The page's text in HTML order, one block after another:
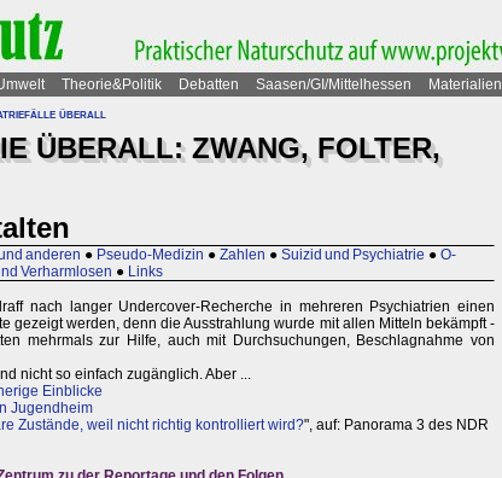
Theorie&Politik Debatten Saasen/GI/Mittelhessen Materialien
überall
ÜBERALL: ZWANG, FOLTER,
anderen ● Pseudo-Medizin ● Zahlen ● Suizid und Psychiatrie ● O-
Verharmlosen ● Links
nach langer Undercover-Recherche in mehreren Psychiatrien einen
gezeigt werden, denn die Ausstrahlung wurde mit allen Mitteln bekämpft -
mehrmals zur Hilfe, auch mit Durchsuchungen, Beschlagnahme von
nicht so einfach zugänglich. Aber ...
Einblicke
Jugendheim
Zustände, weil nicht richtig kontrolliert wird?", auf: Panorama 3 des NDR